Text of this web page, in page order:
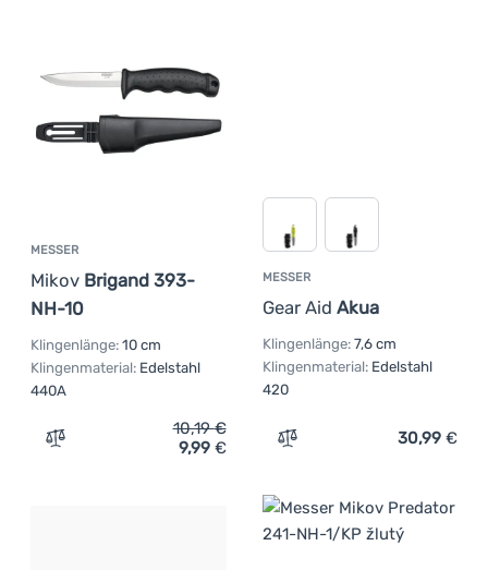
MESSER
Mikov Brigand 393-
NH-10
Klingenlänge: 10 cm
Klingenmaterial: Edelstahl
440A
Zum Vergleich 'Messer Mikov Brigand 393-NH-10'
10,19€
9,99 €
MESSER
Gear Aid Akua
Klingenlänge: 7,6 cm
Klingenmaterial: Edelstahl
420
Zum Vergleich 'Messer
30,99 €